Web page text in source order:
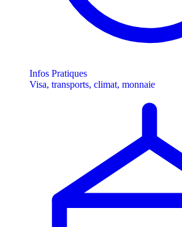
Infos Pratiques
Visa, transports, climat, monnaie